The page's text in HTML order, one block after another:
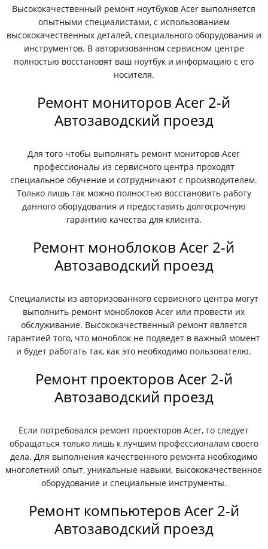
Высококачественный ремонт ноутбуков Acer выполняется
опытными специалистами, с использованием
высококачественных деталей, специального оборудования и
инструментов. В авторизованном сервисном центре
полностью восстановят ваш ноутбук и информацию с его
носителя.
Ремонт мониторов Acer 2-й
Автозаводский проезд
Для того чтобы выполнять ремонт мониторов Acer
профессионалы из сервисного центра проходят
специальное обучение и сотрудничают с производителем.
Только лишь так можно полностью восстановить работу
данного оборудования и предоставить долгосрочную
гарантию качества для клиента.
Ремонт моноблоков Acer 2-й
Автозаводский проезд
Специалисты из авторизованного сервисного центра могут
выполнить ремонт моноблоков Acer или провести их
обслуживание. Высококачественный ремонт является
гарантией того, что моноблок не подведет в важный момент
и будет работать так, как это необходимо пользователю.
Ремонт проекторов Acer 2-й
Автозаводский проезд
Если потребовался ремонт проекторов Acer, то следует
обращаться только лишь к лучшим профессионалам своего
дела. Для выполнения качественного ремонта необходимо
многолетний опыт, уникальные навыки, высококачественное
оборудование и специальные инструменты.
Ремонт компьютеров Acer 2-й
Автозаводский проезд